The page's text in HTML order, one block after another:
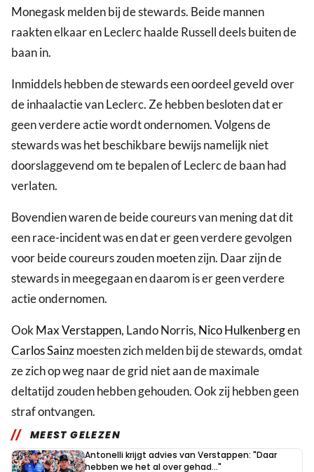
Monegask melden bij de stewards. Beide mannen
raakten elkaar en Leclerc haalde Russell deels buiten de
baan in.
Inmiddels hebben de stewards een oordeel geveld over
de inhaalactie van Leclerc. Ze hebben besloten dat er
geen verdere actie wordt ondernomen. Volgens de
stewards was het beschikbare bewijs namelijk niet
doorslaggevend om te bepalen of Leclerc de baan had
verlaten.
Bovendien waren de beide coureurs van mening dat dit
een race-incident was en dat er geen verdere gevolgen
voor beide coureurs zouden moeten zijn. Daar zijn de
stewards in meegegaan en daarom is er geen verdere
actie ondernomen.
OokMax Verstappen, Lando Norris, Nico Hulkenbergen
Carlos Sainzmoesten zich melden bij de stewards, omdat
ze zich op weg naar de grid niet aan de maximale
deltatijd zouden hebben gehouden. Ook zij hebben geen
straf ontvangen.
MEEST GELEZEN
Antonelli krijgt advies van Verstappen: "Daar
hebben we het al over gehad..."